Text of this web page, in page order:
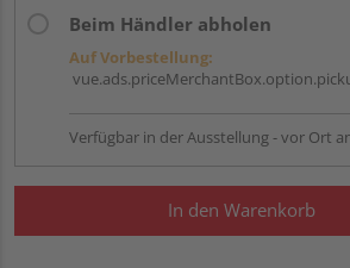
Beim Händler abholen
Auf Vorbestellung:
Verfügbar in der Ausstellung - vor Ort
In den Warenkorb